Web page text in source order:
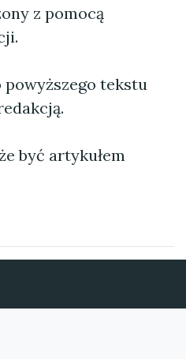
z pomocą
powyższego tekstu
być artykułem